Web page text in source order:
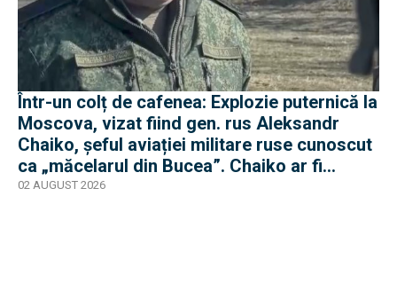
Într-un colț de cafenea: Explozie puternică la
Moscova, vizat fiind gen. rus Aleksandr
Chaiko, șeful aviației militare ruse cunoscut
ca „măcelarul din Bucea”. Chaiko ar fi
supraviețuit
02 AUGUST 2026